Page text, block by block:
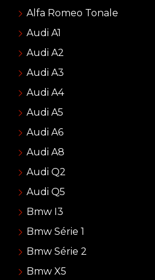
Alfa Romeo Tonale
Audi A1
Audi A2
Audi A3
Audi A4
Audi A5
Audi A6
Audi A8
Audi Q2
Audi Q5
Bmw I3
Bmw Série 1
Bmw Série 2
Bmw X5